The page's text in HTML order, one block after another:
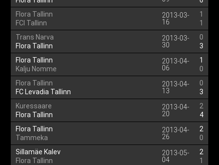
Flora Tallinn
FCI Tallinn
2013-03-
16
1
1
Trans Narva
Flora Tallinn
2013-03-
30
0
3
Flora Tallinn
Kalju Nomme
2013-04-
06
1
0
Flora Tallinn
FC Levadia Tallinn
2013-04-
13
0
3
Kuressaare
Flora Tallinn
2013-04-
20
2
4
Flora Tallinn
Tammeka
2013-04-
26
2
0
Sillamäe Kalev
Flora Tallinn
2013-05-
04
2
1